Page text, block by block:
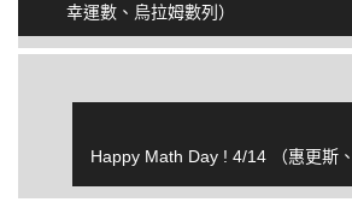
幸運數、烏拉姆數列）
Happy Math Day ! 4/14 （惠更斯